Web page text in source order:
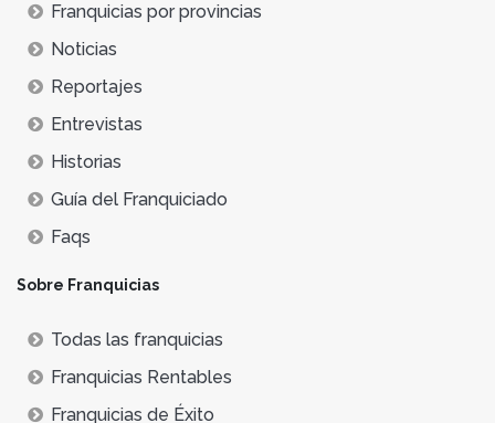
Franquicias por provincias
Noticias
Reportajes
Entrevistas
Historias
Guía del Franquiciado
Faqs
Sobre Franquicias
Todas las franquicias
Franquicias Rentables
Franquicias de Éxito